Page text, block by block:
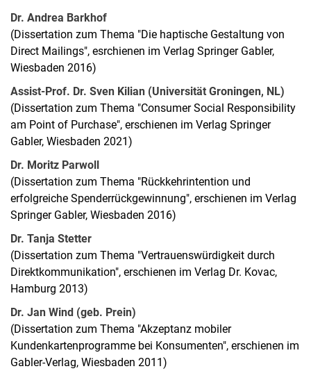
Dr. Andrea Barkhof
(Dissertation zum Thema "Die haptische Gestaltung von
Direct Mailings", esrchienen im Verlag Springer Gabler,
Wiesbaden 2016)
Assist-Prof. Dr. Sven Kilian (Universität Groningen, NL)
(Dissertation zum Thema "Consumer Social Responsibility
am Point of Purchase", erschienen im Verlag Springer
Gabler, Wiesbaden 2021)
Dr. Moritz Parwoll
(Dissertation zum Thema "Rückkehrintention und
erfolgreiche Spenderrückgewinnung", erschienen im Verlag
Springer Gabler, Wiesbaden 2016)
Dr. Tanja Stetter
(Dissertation zum Thema "Vertrauenswürdigkeit durch
Direktkommunikation", erschienen im Verlag Dr. Kovac,
Hamburg 2013)
Dr. Jan Wind (geb. Prein)
(Dissertation zum Thema "Akzeptanz mobiler
Kundenkartenprogramme bei Konsumenten", erschienen im
Gabler-Verlag, Wiesbaden 2011)